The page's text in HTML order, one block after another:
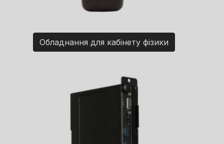
Обладнання для кабінету фізики